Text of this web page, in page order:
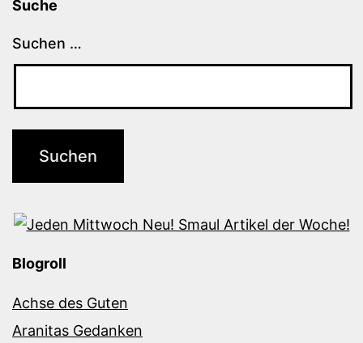
Suche
Suchen …
Blogroll
Achse des Guten
Aranitas Gedanken